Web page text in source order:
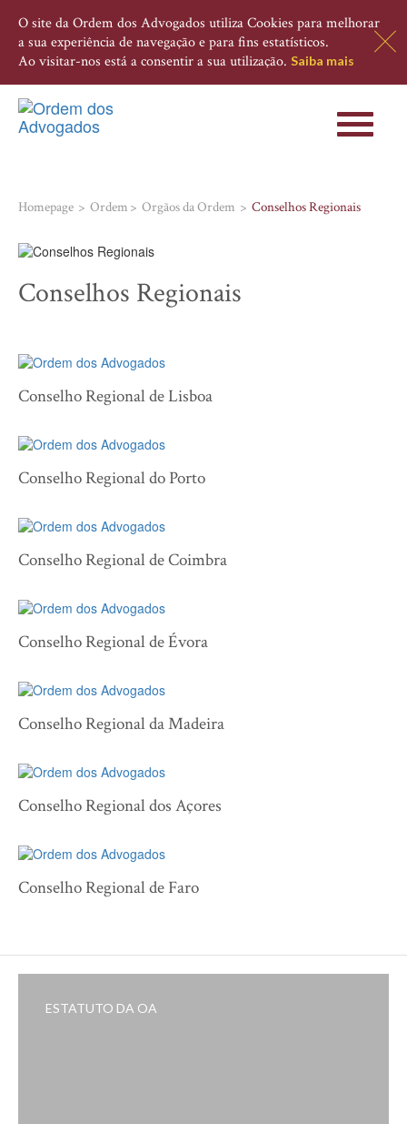
O site da Ordem dos Advogados utiliza Cookies para melhorar
a sua experiência de navegação e para fins estatísticos.
Ao visitar-nos está a consentir a sua utilização. Saiba mais
Toggle
Homepage Ordem Orgãos da Ordem Conselhos Regionais
Conselhos Regionais
Conselho Regional de Lisboa
Conselho Regional do Porto
Conselho Regional de Coimbra
Conselho Regional de Évora
Conselho Regional da Madeira
Conselho Regional dos Açores
Conselho Regional de Faro
ESTATUTO DA OA